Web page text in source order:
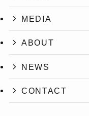
MEDIA
ABOUT
NEWS
CONTACT